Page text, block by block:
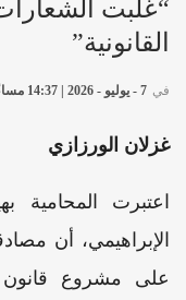
“غلبت
القانونية”
في 7 - يوليو - 2026 | 14:37 مساءً
غزلان الورزازي
اعتبرت المحامية
الإبراهيمي، أن
على مشروع قانون